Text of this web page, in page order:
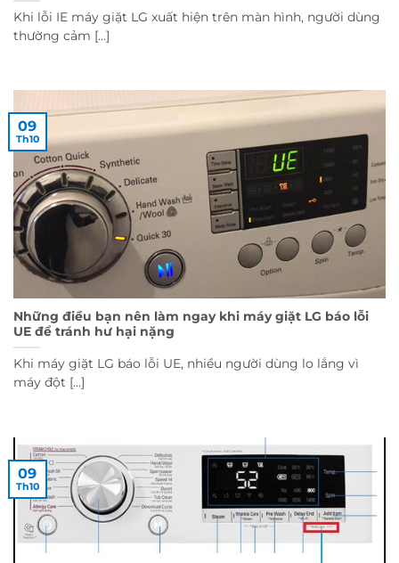
Khi lỗi IE máy giặt LG xuất hiện trên màn hình, người dùng
thường cảm [...]
Những điều bạn nên làm ngay khi máy giặt LG báo lỗi
UE để tránh hư hại nặng
Khi máy giặt LG báo lỗi UE, nhiều người dùng lo lắng vì
máy đột [...]
09
Th10
09
Th10